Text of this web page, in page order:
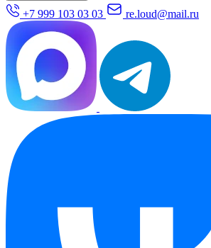
+7 999 103 03 03 re.loud@mail.ru